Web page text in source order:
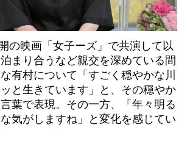
の映画「女子ーズ」で共演して以
まり合うなど親交を深めている間
有村について「すごく穏やかな川
と生きています」と、その穏やか
葉で表現。その一方、「年々明る
気がしますね」と変化を感じてい